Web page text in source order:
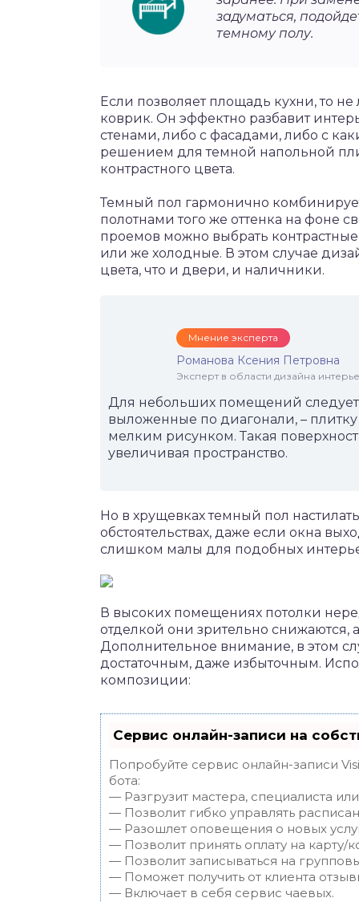
задуматься,
темному полу.
Если позволяет площадь кухни, то
коврик. Он эффектно разбавит
стенами, либо с фасадами, либо с
решением для темной напольной
контрастного цвета.
Темный пол гармонично
полотнами того же оттенка на фоне
проемов можно выбрать
или же холодные. В этом случае
цвета, что и двери, и наличники.
Мнение эксперта
Романова Ксения Петровна
Эксперт в области дизайна
Для небольших помещений
выложенные по диагонали, –
мелким рисунком. Такая
увеличивая пространство.
Но в хрущевках темный пол
обстоятельствах, даже если окна
слишком малы для подобных
В высоких помещениях потолки
отделкой они зрительно снижаются,
Дополнительное внимание, в этом
достаточным, даже избыточным.
композиции:
Сервис онлайн-записи на
Попробуйте сервис онлайн-записи
бота:
— Разгрузит мастера, специалиста
— Позволит гибко управлять
— Разошлет оповещения о новых
— Позволит принять оплату на карту/
— Позволит записываться на
— Поможет получить от клиента
— Включает в себя сервис чаевых.